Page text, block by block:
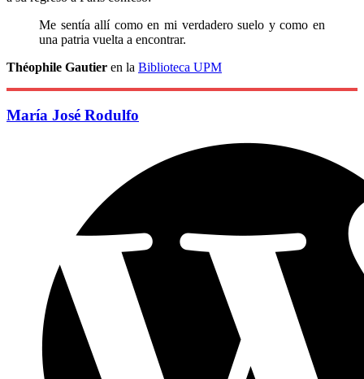
Me sentía allí como en mi verdadero suelo y como en
una patria vuelta a encontrar.
Théophile Gautier en la Biblioteca UPM
María José Rodulfo